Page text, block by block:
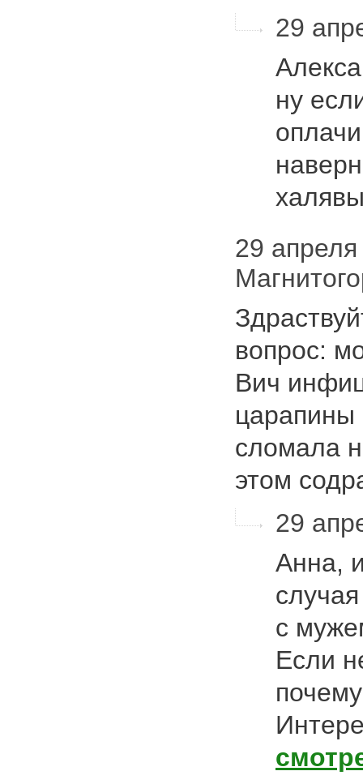
29
ну
29
вопрос:
Вич
царапины
сломала
этом
29
Анна,
с
Если